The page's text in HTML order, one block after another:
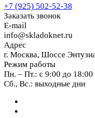
+7 (925) 502-52-38
Заказать звонок
E-mail
info@skladoknet.ru
Адрес
г. Москва, Шоссе
Режим работы
Пн. – Пт.: с 9:00 до 18:00
Сб., Вс.: выходные дни